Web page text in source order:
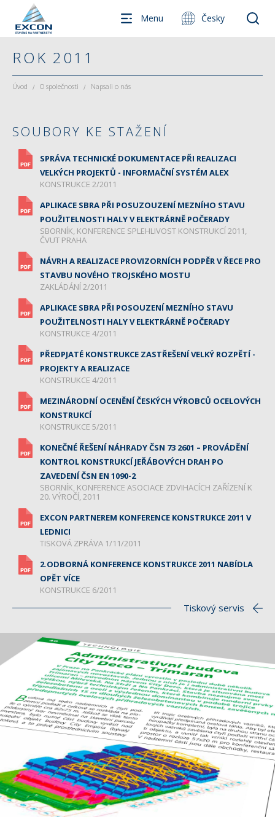
Menu Česky
ROK 2011
Úvod / O společnosti / Napsali o nás
SOUBORY KE STAŽENÍ
SPRÁVA TECHNICKÉ DOKUMENTACE PŘI REALIZACI
VELKÝCH PROJEKTŮ - INFORMAČNÍ SYSTÉM ALEX
KONSTRUKCE 2/2011
APLIKACE SBRA PŘI POSUZOUZENÍ MEZNÍHO STAVU
POUŽITELNOSTI HALY V ELEKTRÁRNĚ POČERADY
SBORNÍK, KONFERENCE SPLEHLIVOST KONSTRUKCÍ 2011,
ČVUT PRAHA
NÁVRH A REALIZACE PROVIZORNÍCH PODPĚR V ŘECE PRO
STAVBU NOVÉHO TROJSKÉHO MOSTU
ZAKLÁDÁNÍ 2/2011
APLIKACE SBRA PŘI POSOUZENÍ MEZNÍHO STAVU
POUŽITELNOSTI HALY V ELEKTRÁRNĚ POČERADY
KONSTRUKCE 4/2011
PŘEDPJATÉ KONSTRUKCE ZASTŘEŠENÍ VELKÝ ROZPĚTÍ -
PROJEKTY A REALIZACE
KONSTRUKCE 4/2011
MEZINÁRODNÍ OCENĚNÍ ČESKÝCH VÝROBCŮ OCELOVÝCH
KONSTRUKCÍ
KONSTRUKCE 5/2011
KONEČNÉ ŘEŠENÍ NÁHRADY ČSN 73 2601 – PROVÁDĚNÍ
KONTROL KONSTRUKCÍ JEŘÁBOVÝCH DRAH PO
ZAVEDENÍ ČSN EN 1090-2
SBORNÍK, KONFERENCE ASOCIACE ZDVIHACÍCH ZAŘÍZENÍ K
20. VÝROČÍ, 2011
EXCON PARTNEREM KONFERENCE KONSTRUKCE 2011 V
LEDNICI
TISKOVÁ ZPRÁVA 1/11/2011
2.ODBORNÁ KONFERENCE KONSTRUKCE 2011 NABÍDLA
OPĚT VÍCE
KONSTRUKCE 6/2011
Tiskový servis